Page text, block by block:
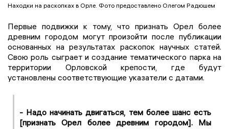
Находки на раскопках в Орле. Фото предоставлено Олегом Радюшем
Первые подвижки к тому, что признать Орел более
древним городом могут произойти после публикации
основанных на результатах раскопок научных статей.
Свою роль сыграет и создание тематического парка на
территории Орловской крепости, где будут
установлены соответствующие указатели с датами.
- Надо начинать двигаться, тем более шанс есть
[признать Орел более древним городом]. Мы